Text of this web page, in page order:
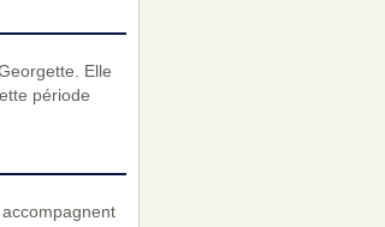
Elle
période